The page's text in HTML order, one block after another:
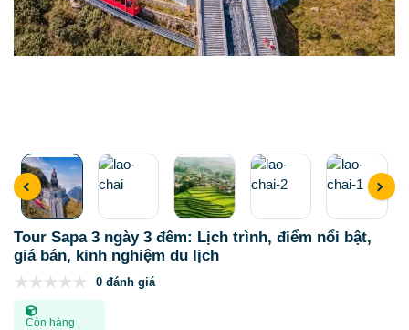
Tour Sapa 3 ngày 3 đêm: Lịch trình, điểm nổi bật,
giá bán, kinh nghiệm du lịch
0 đánh giá
Còn hàng